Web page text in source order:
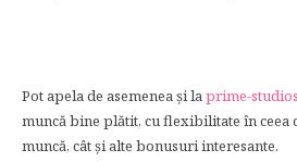
Pot apela de asemenea și laprime-
muncă bine plătit, cu flexibilitate în ceea
muncă, cât și alte bonusuri interesante.